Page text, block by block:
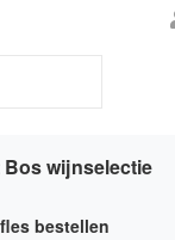
wijnselectie
bestellen